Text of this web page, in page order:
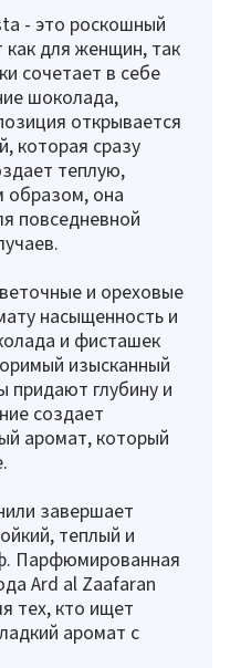
- это роскошный
как для женщин, так
сочетает в себе
шоколада,
открывается
которая сразу
теплую,
образом, она
повседневной
и ореховые
насыщенность и
и фисташек
изысканный
придают глубину и
создает
аромат, который
завершает
теплый и
Парфюмированная
Ard al Zaafaran
тех, кто ищет
аромат с